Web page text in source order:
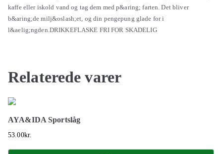
kaffe eller iskold vand og tag dem med p&aring; farten. Det bliver
b&aring;de milj&oslash;et, og din pengepung glade for i
l&aelig;ngden.DRIKKEFLASKE FRI FOR SKADELIG
Relaterede varer
AYA&IDA Sportslåg
53.00kr.